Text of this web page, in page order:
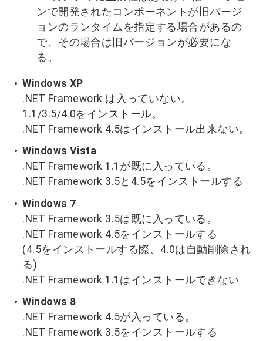
ンで開発されたコンポーネントが旧バージ
ョンのランタイムを指定する場合があるの
で、その場合は旧バージョンが必要にな
る。
Windows XP
.NET Framework は入っていない。
1.1/3.5/4.0をインストール。
.NET Framework 4.5はインストール出来ない。
Windows Vista
.NET Framework 1.1が既に入っている。
.NET Framework 3.5と4.5をインストールする
Windows 7
.NET Framework 3.5は既に入っている。
.NET Framework 4.5をインストールする
(4.5をインストールする際、4.0は自動削除され
る)
.NET Framework 1.1はインストールできない
Windows 8
.NET Framework 4.5が入っている。
.NET Framework 3.5をインストールする